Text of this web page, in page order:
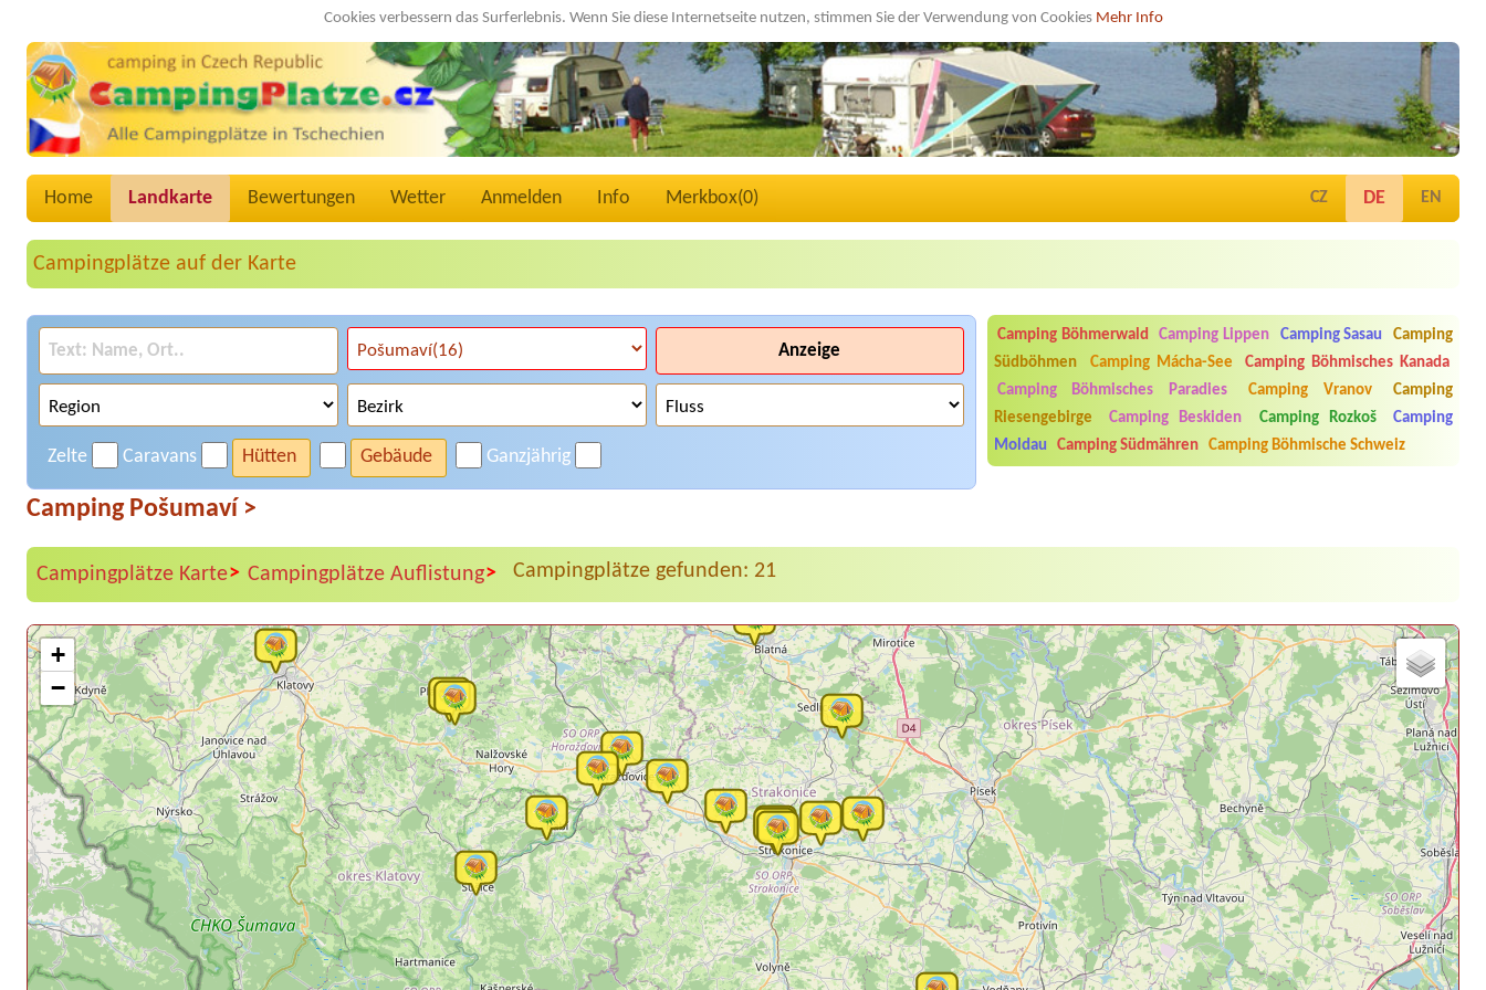
Cookies verbessern das Surferlebnis. Wenn Sie diese Internetseite nutzen, stimmen Sie der Verwendung von Cookies Mehr Info
Home Landkarte Bewertungen Wetter Anmelden Info Merkbox(0) CZ DE EN
Campingplätze auf der Karte
Anzeige
Zelte Caravans Hütten Gebäude Ganzjährig
Camping Böhmerwald Camping Lippen Camping Sasau
Camping
Südböhmen
Camping Mácha-See
Camping Böhmisches Kanada
Camping Böhmisches Paradies
Camping Vranov
Camping
Riesengebirge
Camping Beskiden Camping Rozkoš
Camping
Moldau
Camping Südmähren Camping Böhmische Schweiz
Camping Pošumaví >
Campingplätze Karte> Campingplätze Auflistung> Campingplätze gefunden: 21
+
−